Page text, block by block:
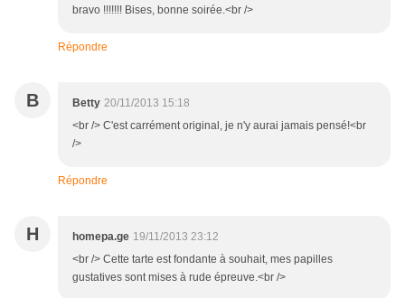
bravo !!!!!!! Bises, bonne soirée.<br />
Répondre
B Betty 20/11/2013 15:18
<br /> C'est carrément original, je n'y aurai jamais pensé!<br
/>
Répondre
H homepa.ge 19/11/2013 23:12
<br /> Cette tarte est fondante à souhait, mes papilles
gustatives sont mises à rude épreuve.<br />